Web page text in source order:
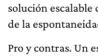
solución escalable
de la
Pro y contras. Un